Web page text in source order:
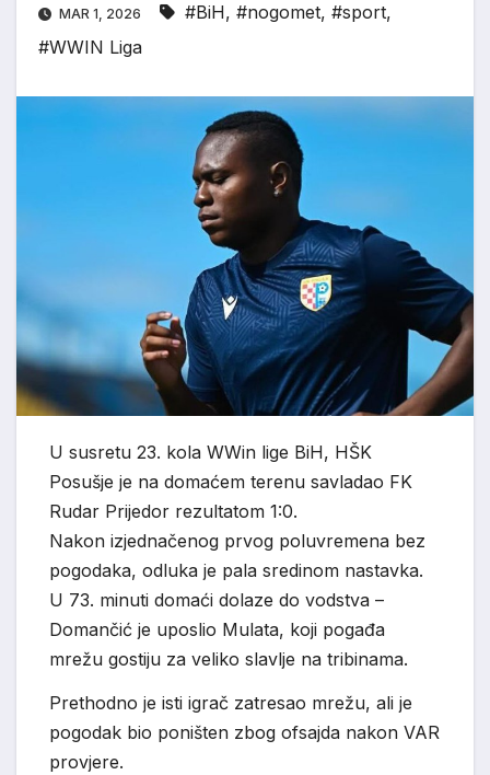
MAR 1, 2026 #BiH, #nogomet, #sport,
#WWIN Liga
U susretu 23. kola WWin lige BiH, HŠK
Posušje je na domaćem terenu savladao FK
Rudar Prijedor rezultatom 1:0.
Nakon izjednačenog prvog poluvremena bez
pogodaka, odluka je pala sredinom nastavka.
U 73. minuti domaći dolaze do vodstva –
Domančić je uposlio Mulata, koji pogađa
mrežu gostiju za veliko slavlje na tribinama.
Prethodno je isti igrač zatresao mrežu, ali je
pogodak bio poništen zbog ofsajda nakon VAR
provjere.